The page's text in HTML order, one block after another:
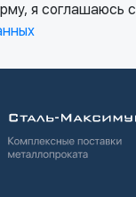
я соглашаюсь с